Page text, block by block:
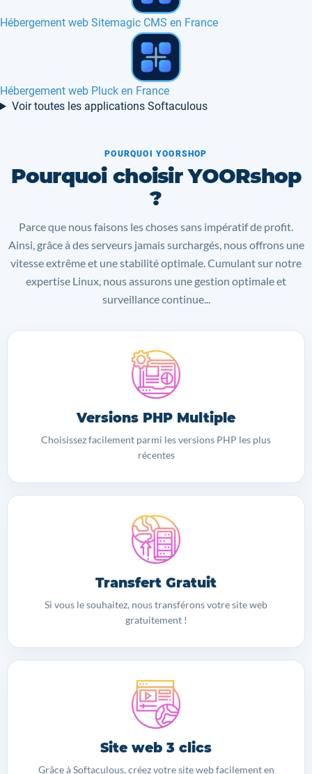
Hébergement web SSD NVMe en Pologne
Hébergement web Little Software Stats en France
Voir toutes les applications Softaculous
POURQUOI YOORSHOP
Pourquoi choisir YOORshop
?
Parce que nous faisons les choses sans impératif de profit.
Ainsi, grâce à des serveurs jamais surchargés, nous offrons une
vitesse extrême et une stabilité optimale. Cumulant sur notre
expertise Linux, nous assurons une gestion optimale et
surveillance continue...
Versions PHP Multiple
Choisissez facilement parmi les versions PHP les plus
récentes
Transfert Gratuit
Si vous le souhaitez, nous transférons votre site web
gratuitement !
Site web 3 clics
Grâce à Softaculous, créez votre site web facilement en